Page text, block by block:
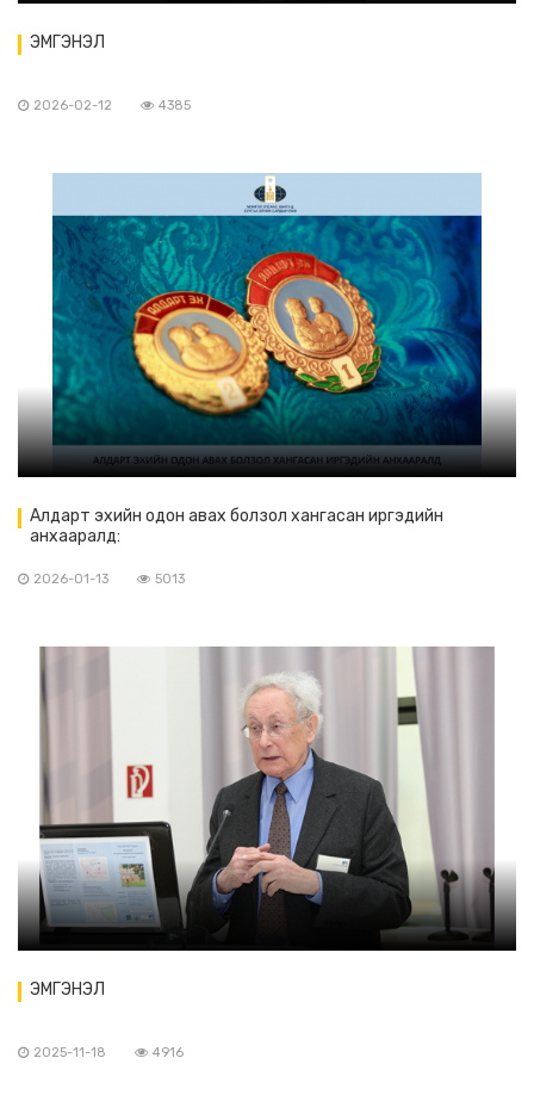
ЭМГЭНЭЛ
2026-02-12 4385
Алдарт эхийн одон авах болзол хангасан иргэдийн
анхааралд:
2026-01-13 5013
ЭМГЭНЭЛ
2025-11-18 4916